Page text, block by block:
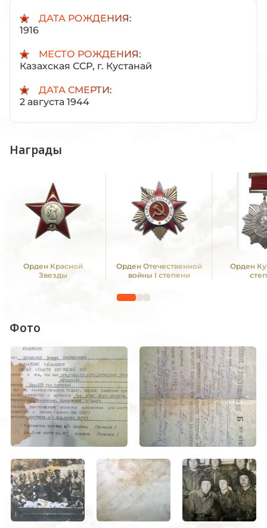
ДАТА РОЖДЕНИЯ:
1916
МЕСТО РОЖДЕНИЯ:
Казахская ССР, г. Кустанай
ДАТА СМЕРТИ:
2 августа 1944
Награды
Орден Красной
Звезды
Орден Отечественной
войны I степени
Орден
Фото